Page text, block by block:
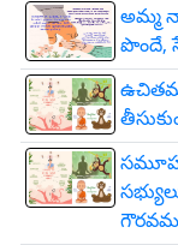
అమ్మ
పొందే,